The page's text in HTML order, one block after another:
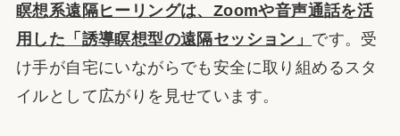
瞑想系遠隔ヒーリングは、Zoomや音声通話を活
用した「誘導瞑想型の遠隔セッション」 です。受
け手が自宅にいながらでも安全に取り組めるスタ
イルとして広がりを見せています。